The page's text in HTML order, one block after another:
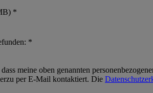
*
*
meine oben genannten
per E-Mail kontaktiert. Die